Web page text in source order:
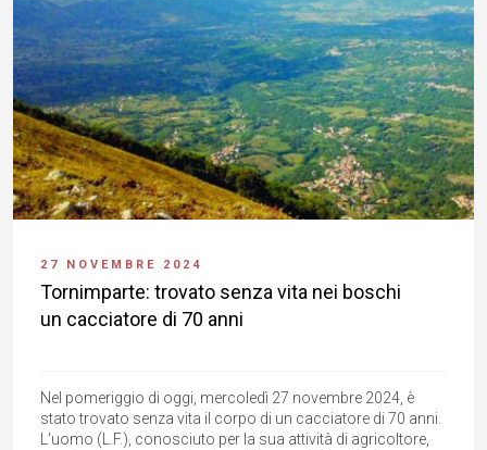
27 NOVEMBRE 2024
Tornimparte: trovato senza vita nei boschi
un cacciatore di 70 anni
Nel pomeriggio di oggi, mercoledì 27 novembre 2024, è
stato trovato senza vita il corpo di un cacciatore di 70 anni.
L'uomo (L.F.), conosciuto per la sua attività di agricoltore,